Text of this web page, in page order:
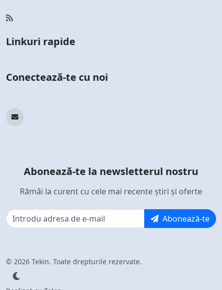
Linkuri rapide
Conectează-te cu noi
Abonează-te la newsletterul nostru
Rămâi la curent cu cele mai recente știri și oferte
Abonează-te
© 2026 Tekin. Toate drepturile rezervate.